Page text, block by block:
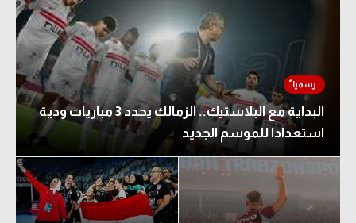
البداية مع البلاستيك.. الزمالك يحدد 3 مباريات ودية
استعدادا للموسم الجديد